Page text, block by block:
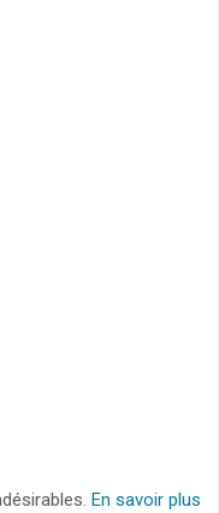
En savoir plus